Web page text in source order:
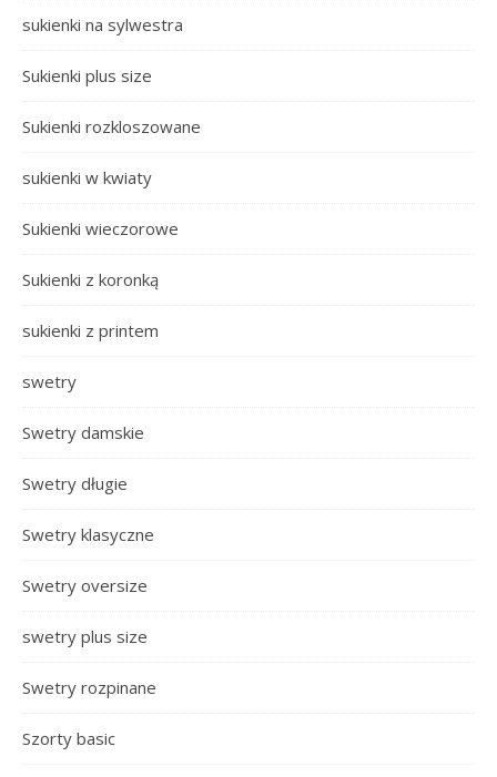
sukienki na sylwestra
Sukienki plus size
Sukienki rozkloszowane
sukienki w kwiaty
Sukienki wieczorowe
Sukienki z koronką
sukienki z printem
swetry
Swetry damskie
Swetry długie
Swetry klasyczne
Swetry oversize
swetry plus size
Swetry rozpinane
Szorty basic